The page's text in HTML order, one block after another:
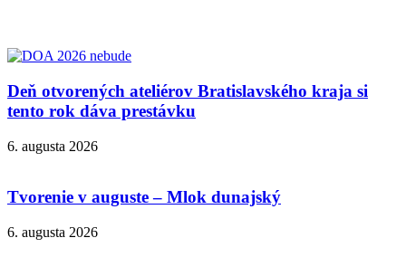
Deň otvorených ateliérov Bratislavského kraja si
tento rok dáva prestávku
6. augusta 2026
Tvorenie v auguste – Mlok dunajský
6. augusta 2026